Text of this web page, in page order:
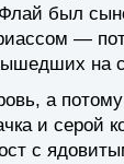
был
—
на
а
и серой
с